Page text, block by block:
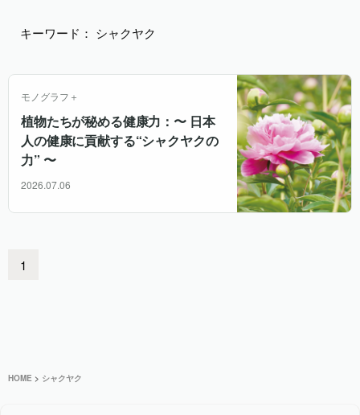
キーワード： シャクヤク
モノグラフ＋
植物たちが秘める健康力：〜 日本
人の健康に貢献する“シャクヤクの
力” 〜
2026.07.06
1
HOME > シャクヤク